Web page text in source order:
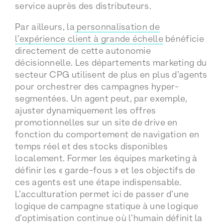
service auprès des distributeurs.
Par ailleurs, la personnalisation de
l’expérience client à grande échellebénéficie
directement de cette autonomie
décisionnelle. Les départements marketing du
secteur CPG utilisent de plus en plus d’agents
pour orchestrer des campagnes hyper-
segmentées. Un agent peut, par exemple,
ajuster dynamiquement les offres
promotionnelles sur un site de drive en
fonction du comportement de navigation en
temps réel et des stocks disponibles
localement. Former les équipes marketing à
définir les « garde-fous » et les objectifs de
ces agents est une étape indispensable.
L’acculturation permet ici de passer d’une
logique de campagne statique à une logique
d’optimisation continue où l’humain définit la